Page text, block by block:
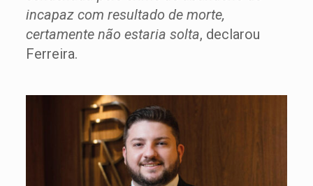
incapaz com resultado de morte,
certamente não estaria solta, declarou
Ferreira.